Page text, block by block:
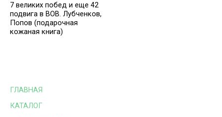
ГЛАВНАЯ
КАТАЛОГ
7 великих побед и еще 42
подвига в ВОВ. Лубченков,
Попов (подарочная
кожаная книга)